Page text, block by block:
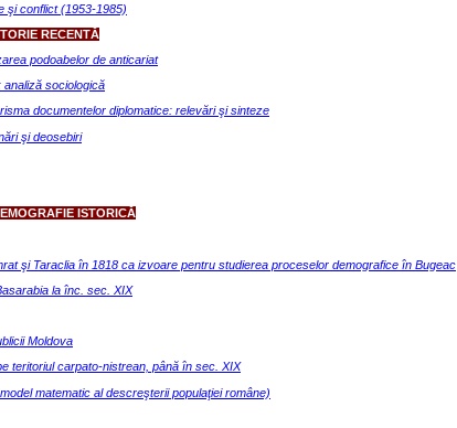
şi conflict (1953-1985)
RECENTĂ
podoabelor de anticariat
analiză sociologică
documentelor diplomatice: relevări şi sinteze
şi deosebiri
ISTORICĂ
şi Taraclia în 1818 ca izvoare pentru studierea proceselor demografice în Bugeac
la înc. sec. XIX
Moldova
e teritoriul carpato-nistrean, până în sec. XIX
matematic al descreşterii populaţiei române)